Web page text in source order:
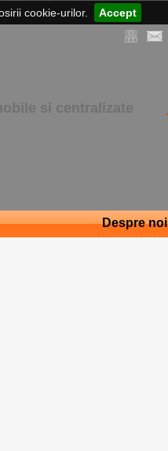
cookie-urilor. Accept
si centralizate
Despre noi